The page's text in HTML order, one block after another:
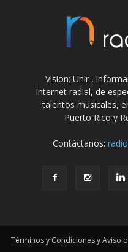
Vision: Unir ,
internet radial, de
talentos musicales,
Puerto Rico y
Contáctanos:
Términos y Condiciones y Aviso